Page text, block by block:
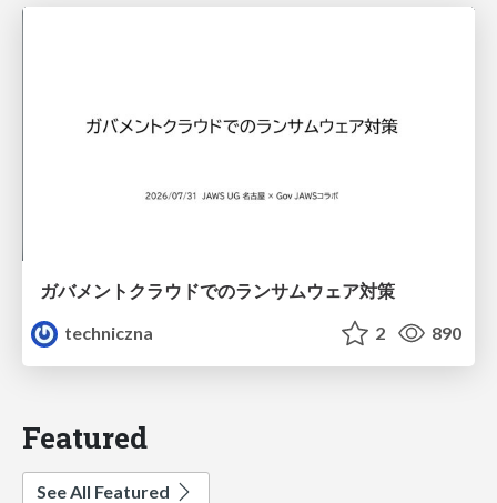
ガバメントクラウドでのランサムウェア対策
techniczna
2 890
Featured
See All Featured